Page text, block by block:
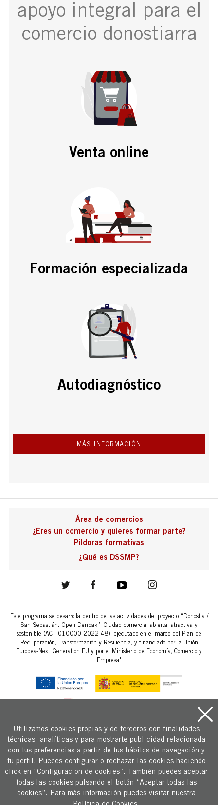
apoyo integral para el
comercio donostiarra
Venta online
Formación especializada
Autodiagnóstico
MÁS INFORMACIÓN
¿Qué es DSSMP?
Área de comercios
¿Eres un comercio y quieres formar parte?
Pildoras formativas
Este programa se desarrolla dentro de las actividades del proyecto “Donostia /
San Sebastián. Open Dendak”. Ciudad comercial abierta, atractiva y
sostenible (ACT 010000-2022-48), ejecutado en el marco del Plan de
Recuperación, Transformación y Resiliencia, y financiado por la Unión
Europea-Next Generation EU y por el Ministerio de Economía, Comercio y
Empresa"
Copyright © 2026 Fomento San Sebastián.
Aviso legal y condiciones generales de uso
Política de Cookies
Política de privacidad
FAQS - Preguntas frecuentes
Utilizamos cookies propias y de terceros con finalidades
técnicas, analíticas y para mostrarte publicidad relacionada
con tus preferencias a partir de tus hábitos de navegación y
tu perfil. Puedes configurar o rechazar las cookies haciendo
click en “Configuración de cookies”. También puedes aceptar
todas las cookies pulsando el botón “Aceptar todas las
cookies”. Para más información puedes visitar nuestra